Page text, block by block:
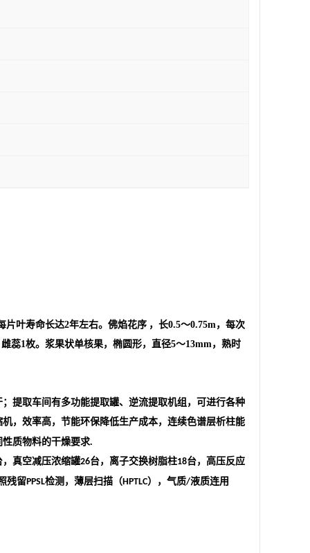
叶寿命长达2年左右。 佛焰花序 ，长0.5～0.75m，每次
蕊1枚。浆果状单核果，椭圆形，直径5～13mm，熟时
提取车间有多功能提取罐、逆流提取机组，可进行各种
，效率高，节能环保降低生产成本，连续色谱层析柱能
质物料的干燥要求.
，真空减压浓缩罐26台，离子交换树脂柱18台，高压反应
残留PPSL检测，薄层扫描（HPTLC），气质/液质连用